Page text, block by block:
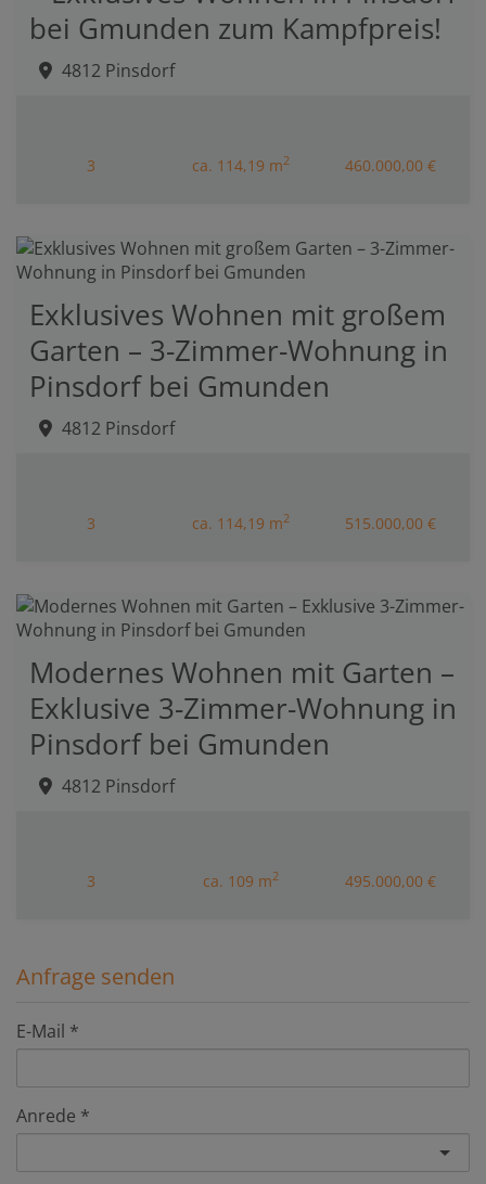
bei Gmunden zum Kampfpreis!
4812 Pinsdorf
3 ca. 114,19 m2 460.000,00 €
Exklusives Wohnen mit großem
Garten – 3-Zimmer-Wohnung in
Pinsdorf bei Gmunden
4812 Pinsdorf
3 ca. 114,19 m2 515.000,00 €
Modernes Wohnen mit Garten –
Exklusive 3-Zimmer-Wohnung in
Pinsdorf bei Gmunden
4812 Pinsdorf
3 ca. 109 m2 495.000,00 €
Anfrage senden
E-Mail
Anrede